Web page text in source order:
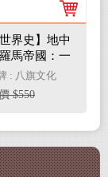
界史】地中
馬帝國：一
歷史經驗結
帝國千年史
: 八旗文化
$550